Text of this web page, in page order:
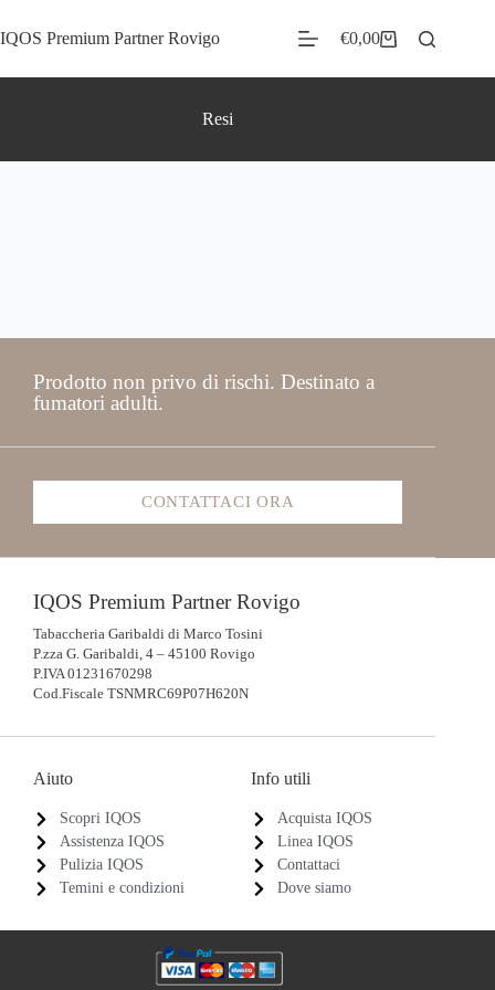
IQOS Premium Partner Rovigo €0,00
Resi
Prodotto non privo di rischi. Destinato a
fumatori adulti.
CONTATTACI ORA
IQOS Premium Partner Rovigo
Tabaccheria Garibaldi di Marco Tosini
P.zza G. Garibaldi, 4 – 45100 Rovigo
P.IVA 01231670298
Cod.Fiscale TSNMRC69P07H620N
Aiuto
Scopri IQOS
Assistenza IQOS
Pulizia IQOS
Temini e condizioni
Info utili
Acquista IQOS
Linea IQOS
Contattaci
Dove siamo